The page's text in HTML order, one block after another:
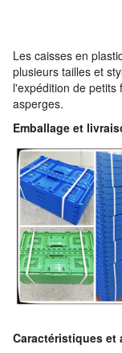
Les caisses en
plusieurs tailles et
l'expédition de petits
asperges.
Emballage et
Caractéristiques et